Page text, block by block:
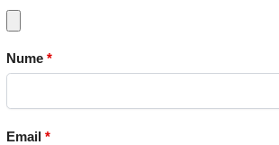
Nume *
Email *